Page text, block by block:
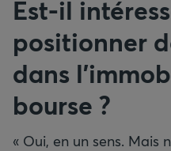
Est-il
positionner
dans
bourse ?
« Oui, en un sens. Mais